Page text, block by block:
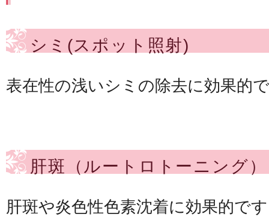
シミ(スポット照射)
表在性の浅いシミの除去に効果的
肝斑（ルートロトーニング）
肝斑や炎色性色素沈着に効果的で